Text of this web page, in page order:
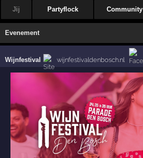
Jij Partyflock Community
Evenement
Wijnfestival wijnfestivaldenbosch.nl